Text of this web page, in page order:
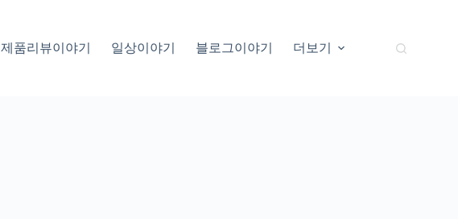
제품리뷰이야기 일상이야기 블로그이야기 더보기